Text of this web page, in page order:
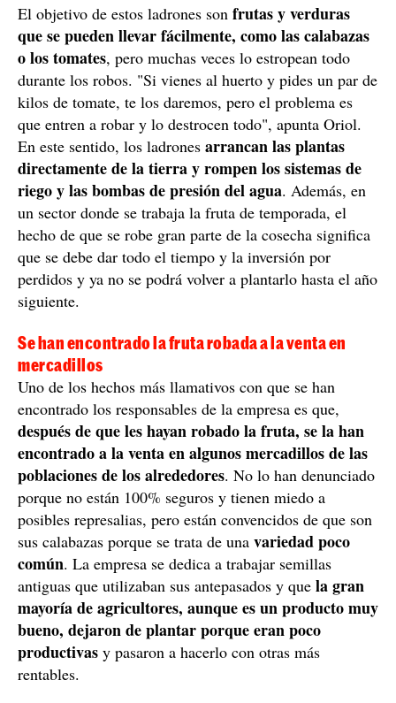
El objetivo de estos ladrones son frutas y verduras
que se pueden llevar fácilmente, como las calabazas
o los tomates, pero muchas veces lo estropean todo
durante los robos. "Si vienes al huerto y pides un par de
kilos de tomate, te los daremos, pero el problema es
que entren a robar y lo destrocen todo", apunta Oriol.
En este sentido, los ladrones arrancan las plantas
directamente de la tierra y rompen los sistemas de
riego y las bombas de presión del agua. Además, en
un sector donde se trabaja la fruta de temporada, el
hecho de que se robe gran parte de la cosecha significa
que se debe dar todo el tiempo y la inversión por
perdidos y ya no se podrá volver a plantarlo hasta el año
siguiente.